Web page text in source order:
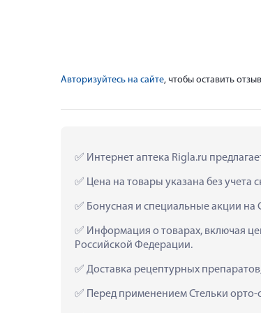
Авторизуйтесь на сайте, чтобы оставить отзыв
Интернет аптека Rigla.ru
Цена на товары указана без учета
Бонусная и специальные акции на
Информация о товарах, включая
Российской Федерации.
Доставка рецептурных
Перед применением Стельки орто-